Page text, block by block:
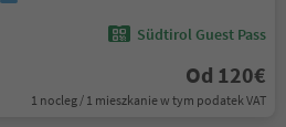
Südtirol Guest Pass
Od 120€
1 nocleg / 1 mieszkanie w tym podatek VAT